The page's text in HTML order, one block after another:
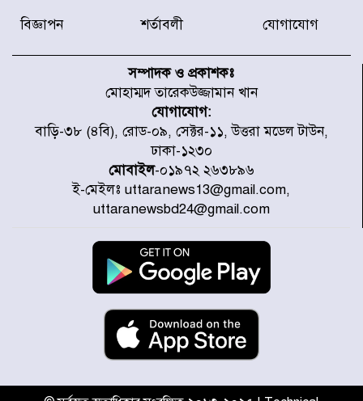
করেছে র‌্যাব-১
চূড়ান্ত পর্যায়ে : ইরান
প্রত্যেক অপরাধীর বিচার এ দেশেই
হবে, সে যত শক্তিশালীই হোক না কেন,
চট্টগ্রামে জুলাই গণঅভ্যুত্থান দিবসে
প্রতিমন্ত্রী মীর হেলাল
আগামী ৫ দিন বৃষ্টির আভাস
হাসিনার বক্তব্য প্রচারে ভারতের সমর্থন
জুলাই গণঅভ্যুত্থানে আহত যোদ্ধা
মিতুর খোঁজ নিলেন প্রধানমন্ত্রী
বিজ্ঞাপন শর্তাবলী যোগাযোগ
সম্পাদক ও প্রকাশকঃ
মোহাম্মদ তারেকউজ্জামান খান
যোগাযোগ:
বাড়ি-৩৮ (৪বি), রোড-০৯, সেক্টর-১১, উত্তরা মডেল টাউন,
ঢাকা-১২৩০
মোবাইল-০১৯৭২ ২৬৩৮৯৬
ই-মেইলঃ uttaranews13@gmail.com,
uttaranewsbd24@gmail.com